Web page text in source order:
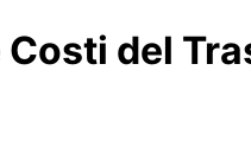
Costi del